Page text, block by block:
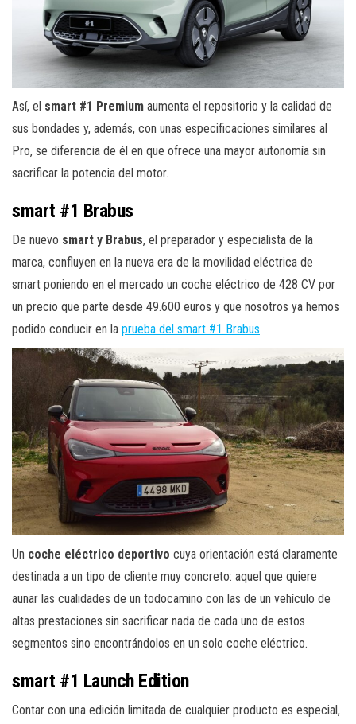
Así, el smart #1 Premium aumenta el repositorio y la calidad de
sus bondades y, además, con unas especificaciones similares al
Pro, se diferencia de él en que ofrece una mayor autonomía sin
sacrificar la potencia del motor.
smart #1 Brabus
De nuevo smart y Brabus, el preparador y especialista de la
marca, confluyen en la nueva era de la movilidad eléctrica de
smart poniendo en el mercado un coche eléctrico de 428 CV por
un precio que parte desde 49.600 euros y que nosotros ya hemos
podido conducir en la prueba del smart #1 Brabus
Un coche eléctrico deportivo cuya orientación está claramente
destinada a un tipo de cliente muy concreto: aquel que quiere
aunar las cualidades de un todocamino con las de un vehículo de
altas prestaciones sin sacrificar nada de cada uno de estos
segmentos sino encontrándolos en un solo coche eléctrico.
smart #1 Launch Edition
Contar con una edición limitada de cualquier producto es especial,